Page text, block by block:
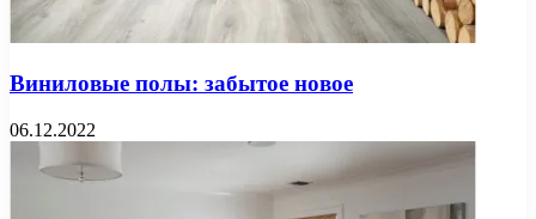
Виниловые полы: забытое новое
06.12.2022